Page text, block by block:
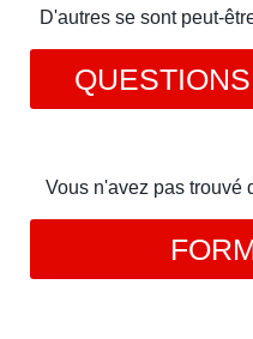
D'autres se sont peut-
Vous n'avez pas trouvé